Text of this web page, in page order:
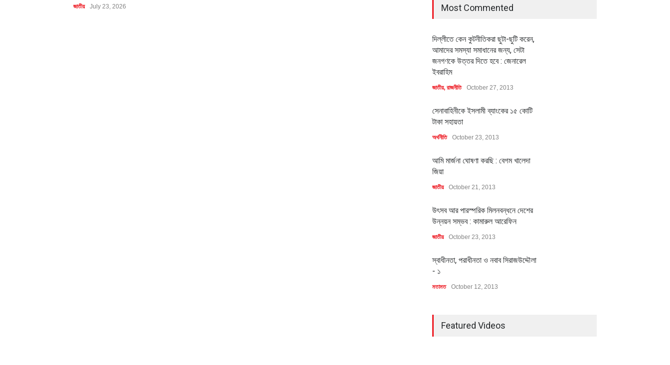
জাতীয় July 23, 2026 Most Commented
দিল্লীতে কেন কুটনীতিকরা ছুটা-ছুটি করেন,
আমাদের সমস্যা সমাধানের জন্য, সেটা
জনগণকে উত্তর দিতে হবে : জেনারেল
ইবরাহিম
জাতীয়, রাজনীতি October 27, 2013
সেনাবাহিনীকে ইসলামী ব্যাংকের ১৫ কোটি
টাকা সহায়তা
অর্থনীতি October 23, 2013
আমি মার্জনা ঘোষণা করছি : বেগম খালেদা
জিয়া
জাতীয় October 21, 2013
উৎসব আর পারস্পরিক মিলনবন্ধনে দেশের
উন্নয়ন সম্ভব : কামারুল আরেফিন
জাতীয় October 23, 2013
স্বাধীনতা, পরাধীনতা ও নবাব সিরাজউদ্দৌলা
- ১
মতামত October 12, 2013
Featured Videos